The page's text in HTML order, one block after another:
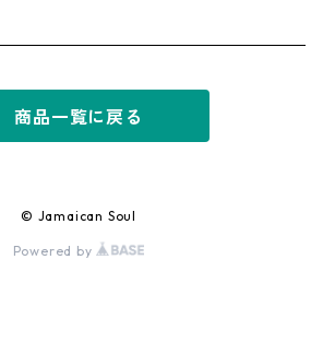
商品一覧に戻る
© Jamaican Soul
Powered by